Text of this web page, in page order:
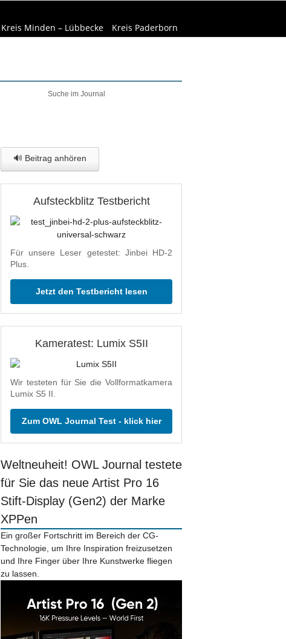
Kreis Minden – Lübbecke Kreis Paderborn
🔊 Beitrag anhören
Aufsteckblitz Testbericht
Für unsere Leser getestet: Jinbei HD-2
Plus.
Jetzt den Testbericht lesen
Kameratest: Lumix S5II
Wir testeten für Sie die Vollformatkamera
Lumix S5 II.
Zum OWL Journal Test - klick hier
Weltneuheit! OWL Journal testete
für Sie das neue Artist Pro 16
Stift-Display (Gen2) der Marke
XPPen
Ein großer Fortschritt im Bereich der CG-
Technologie, um Ihre Inspiration freizusetzen
und Ihre Finger über Ihre Kunstwerke fliegen
zu lassen.